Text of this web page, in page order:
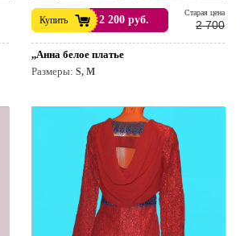
,,Анна белое платье
Размеры: S, M
Купить 2 200 руб.
Cтарая цена
2 700